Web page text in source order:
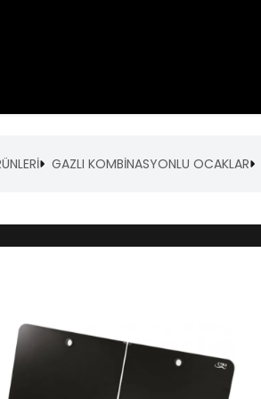
GAZLI KOMBİNASYONLU OCAKLAR